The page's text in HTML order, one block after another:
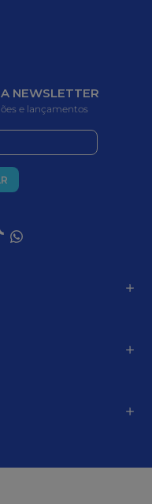
NEWSLETTER
e lançamentos